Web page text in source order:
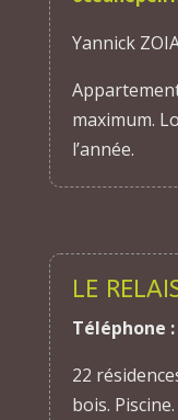
Yannick
maximum.
l’année.
LE
Téléphone :
22
bois. Piscine.